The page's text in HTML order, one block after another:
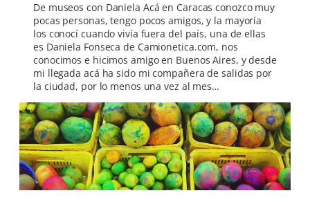
De museos con Daniela Acá en Caracas conozco muy
pocas personas, tengo pocos amigos, y la mayoría
los conocí cuando vivía fuera del país, una de ellas
es Daniela Fonseca de Camionetica.com, nos
conocimos e hicimos amigo en Buenos Aires, y desde
mi llegada acá ha sido mi compañera de salidas por
la ciudad, por lo menos una vez al mes…